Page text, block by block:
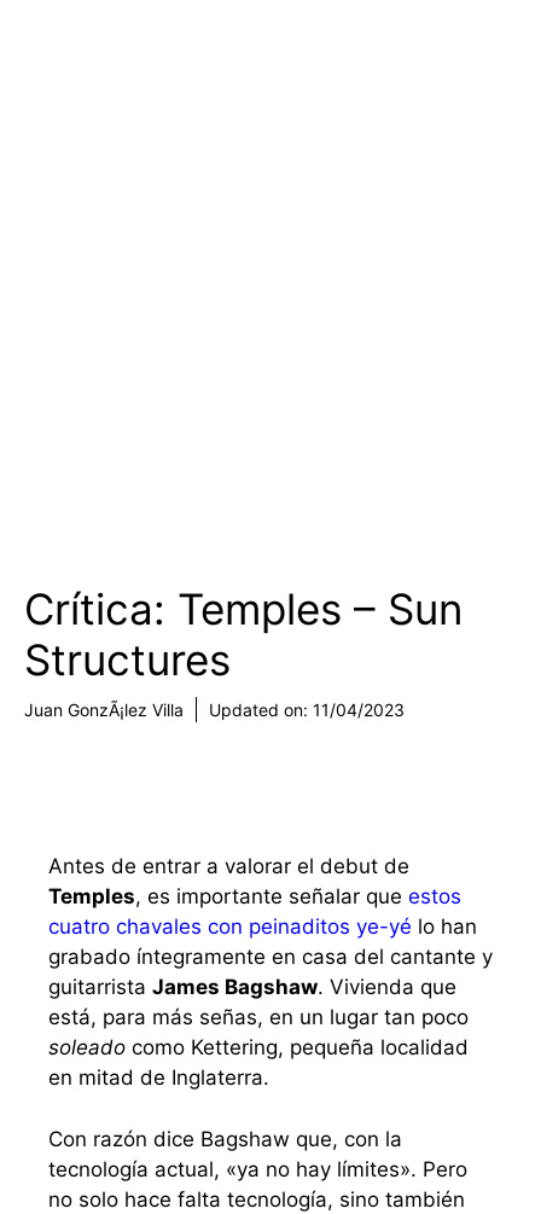
Crítica: Temples – Sun
Structures
Juan GonzÃ¡lez Villa Updated on: 11/04/2023
Antes de entrar a valorar el debut de
Temples, es importante señalar que estos
cuatro chavales con peinaditos ye-yé lo han
grabado íntegramente en casa del cantante y
guitarrista James Bagshaw. Vivienda que
está, para más señas, en un lugar tan poco
soleado como Kettering, pequeña localidad
en mitad de Inglaterra.
Con razón dice Bagshaw que, con la
tecnología actual, «ya no hay límites». Pero
no solo hace falta tecnología, sino también